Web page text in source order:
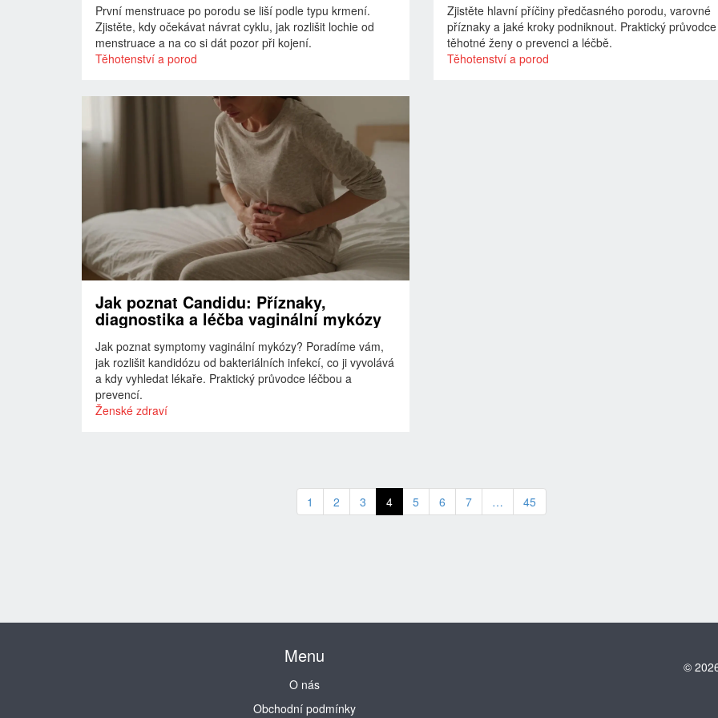
První menstruace po porodu se liší podle typu krmení.
Zjistěte, kdy očekávat návrat cyklu, jak rozlišit lochie od
menstruace a na co si dát pozor při kojení.
Těhotenství a porod
Zjistěte hlavní příčiny předčasného porodu, varovné
příznaky a jaké kroky podniknout. Praktický
těhotné ženy o prevenci a léčbě.
Těhotenství a porod
Jak poznat Candidu: Příznaky,
diagnostika a léčba vaginální mykózy
Jak poznat symptomy vaginální mykózy? Poradíme vám,
jak rozlišit kandidózu od bakteriálních infekcí, co ji vyvolává
a kdy vyhledat lékaře. Praktický průvodce léčbou a
prevencí.
Ženské zdraví
1 2 3 4 5 6 7 … 45
Menu
O nás
Obchodní podmínky
©